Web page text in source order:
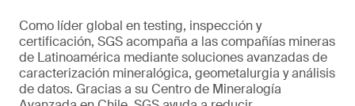
Como líder global en testing, inspección y
certificación, SGS acompaña a las compañías mineras
de Latinoamérica mediante soluciones avanzadas de
caracterización mineralógica, geometalurgia y análisis
de datos. Gracias a su Centro de Mineralogía